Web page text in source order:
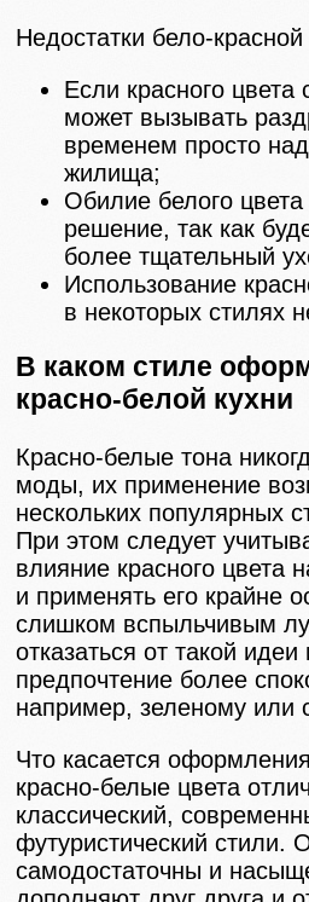
Недостатки бело-красной
Если красного
может вызывать
временем просто
жилища;
Обилие белого
решение, так как
более тщательный
Использование
в некоторых стилях
В каком стиле
красно-белой кухни
Красно-белые тона
моды, их применение
нескольких популярных
При этом следует
влияние красного цвета
и применять его крайне
слишком вспыльчивым
отказаться от такой идеи
предпочтение более
например, зеленому или
Что касается
красно-белые цвета
классический,
футуристический стили.
самодостаточны и